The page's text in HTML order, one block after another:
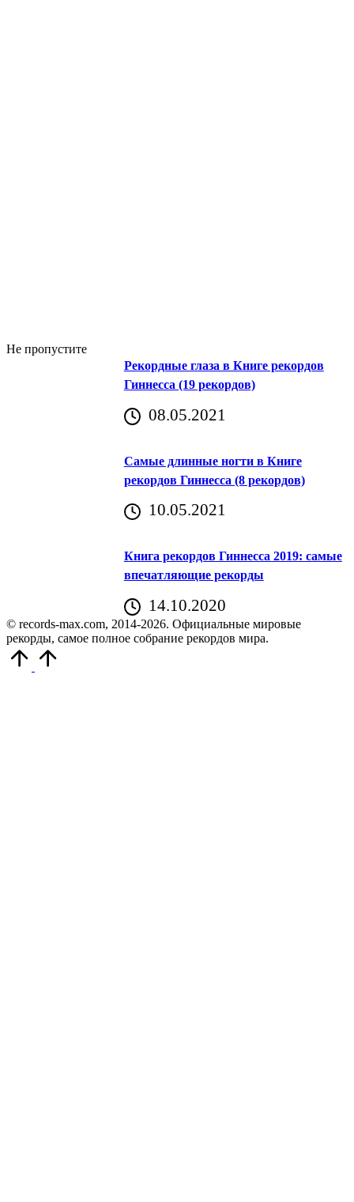
Не пропустите
Рекордные глаза в Книге рекордов
Гиннесса (19 рекордов)
08.05.2021
Самые длинные ногти в Книге
рекордов Гиннесса (8 рекордов)
10.05.2021
Книга рекордов Гиннесса 2019: самые
впечатляющие рекорды
14.10.2020
© records-max.com, 2014-2026. Официальные мировые
рекорды, самое полное собрание рекордов мира.